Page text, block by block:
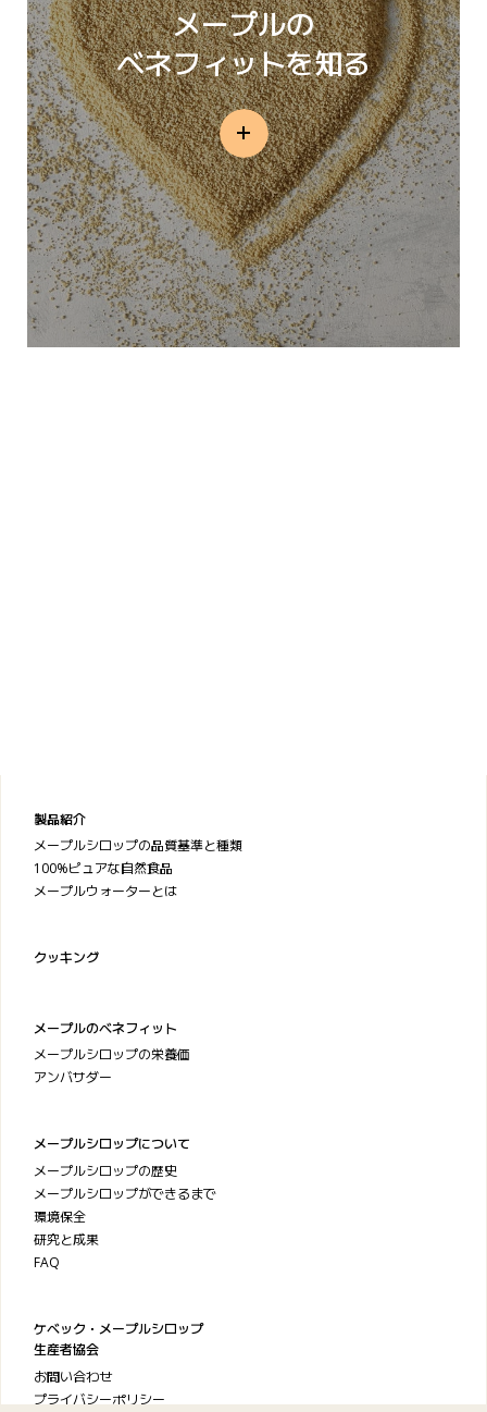
メープルの
ベネフィットを知る
製品紹介
メープルシロップの品質基準と種類
100%ピュアな自然食品
メープルウォーターとは
クッキング
メープルのベネフィット
メープルシロップの栄養価
アンバサダー
メープルシロップについて
メープルシロップの歴史
メープルシロップができるまで
環境保全
研究と成果
FAQ
ケベック・メープルシロップ
生産者協会
お問い合わせ
プライバシーポリシー